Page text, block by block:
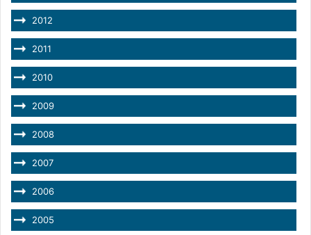
2012
2011
2010
2009
2008
2007
2006
2005